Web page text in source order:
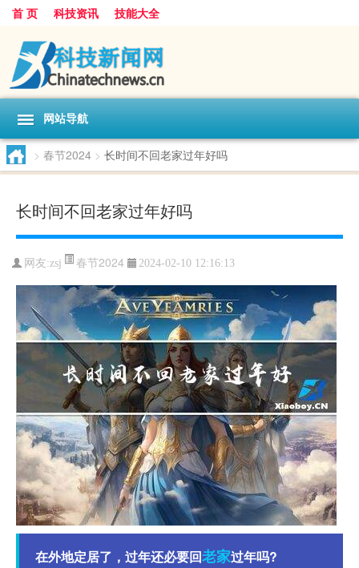
首 页 科技资讯 技能大全
网站导航
> 春节2024 > 长时间不回老家过年好吗
长时间不回老家过年好吗
网友:zsj 春节2024 2024-02-10 12:16:13
在外地定居了，过年还必要回老家过年吗?